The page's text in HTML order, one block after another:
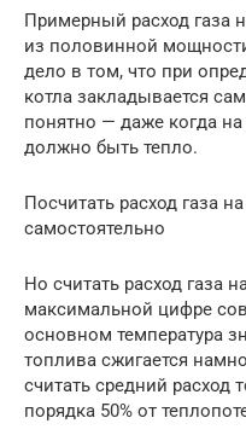
Примерный расход газа
из половинной
дело в том, что при
котла закладывается
понятно — даже когда
должно быть тепло.
Посчитать расход газа
самостоятельно
Но считать расход газа
максимальной цифре
основном температура
топлива сжигается
считать средний расход
порядка 50% от